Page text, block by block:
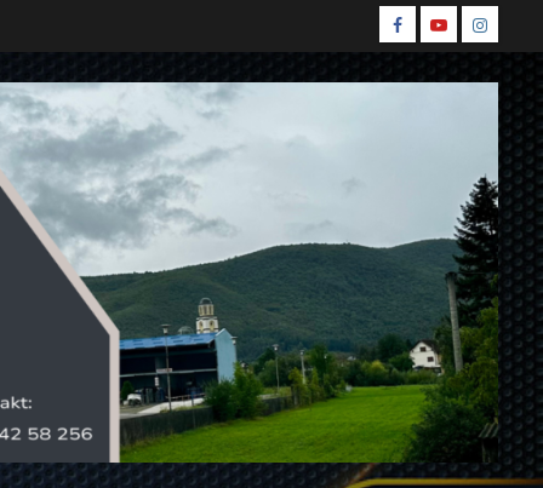
Spin
Facebook
Spin
Youtube
Spin